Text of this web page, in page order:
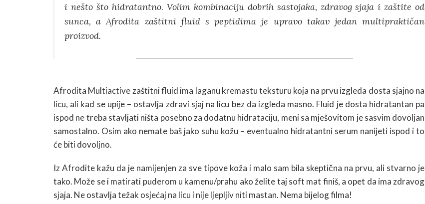
i nešto što hidratantno. Volim kombinaciju dobrih sastojaka, zdravog sjaja i zaštite od
sunca, a Afrodita zaštitni fluid s peptidima je upravo takav jedan multipraktičan
proizvod.
Afrodita Multiactive zaštitni fluid ima laganu kremastu teksturu koja na prvu izgleda dosta sjajno na
licu, ali kad se upije – ostavlja zdravi sjaj na licu bez da izgleda masno. Fluid je dosta hidratantan pa
ispod ne treba stavljati ništa posebno za dodatnu hidrataciju, meni sa mješovitom je sasvim dovoljan
samostalno. Osim ako nemate baš jako suhu kožu – eventualno hidratantni serum nanijeti ispod i to
će biti dovoljno.
Iz Afrodite kažu da je namijenjen za sve tipove koža i malo sam bila skeptična na prvu, ali stvarno je
tako. Može se i matirati puderom u kamenu/prahu ako želite taj soft mat finiš, a opet da ima zdravog
sjaja. Ne ostavlja težak osjećaj na licu i nije ljepljiv niti mastan. Nema bijelog filma!